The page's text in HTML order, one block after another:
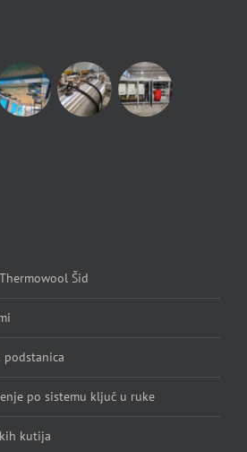
Šid
podstanica
po sistemu ključ u ruke
kutija